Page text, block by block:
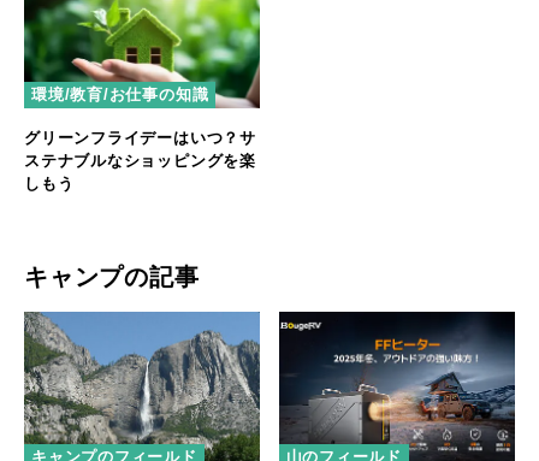
環境/教育/お仕事の知識
グリーンフライデーはいつ？サ
ステナブルなショッピングを楽
しもう
キャンプの記事
キャンプのフィールド 山のフィールド